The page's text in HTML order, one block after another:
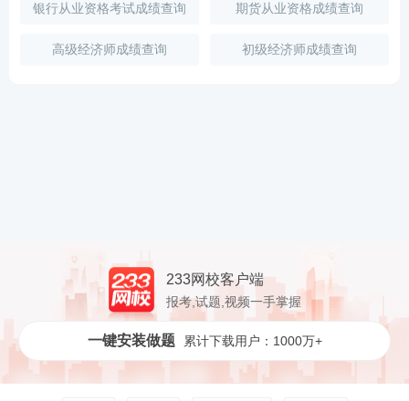
银行从业资格考试成绩查询 期货从业资格成绩查询
高级经济师成绩查询 初级经济师成绩查询
233网校客户端
报考,试题,视频一手掌握
一键安装做题 累计下载用户：1000万+